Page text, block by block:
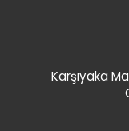
Karşıyaka